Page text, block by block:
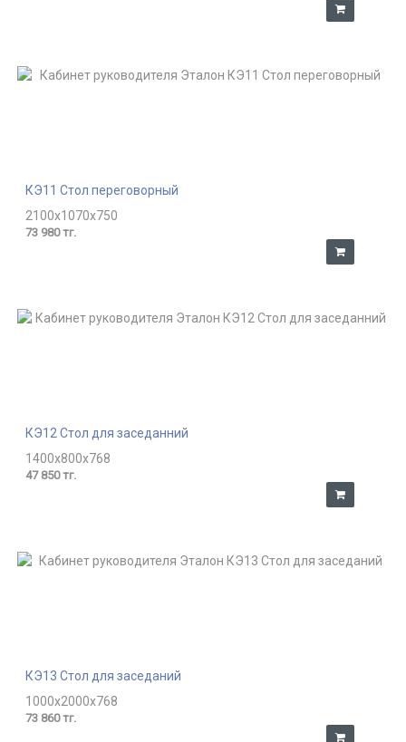
КЭ11 Стол переговорный
2100x1070x750
73 980 тг.
КЭ12 Стол для заседанний
1400x800x768
47 850 тг.
КЭ13 Стол для заседаний
1000x2000x768
73 860 тг.